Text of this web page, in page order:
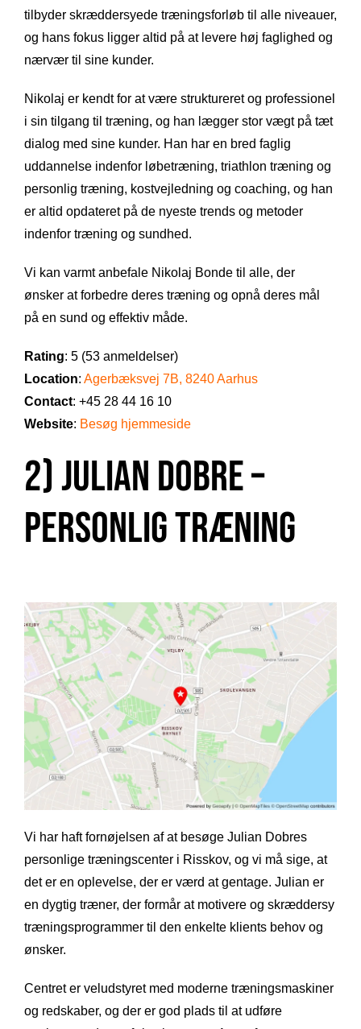
tilbyder skræddersyede træningsforløb til alle niveauer,
og hans fokus ligger altid på at levere høj faglighed og
nærvær til sine kunder.
Nikolaj er kendt for at være struktureret og professionel
i sin tilgang til træning, og han lægger stor vægt på tæt
dialog med sine kunder. Han har en bred faglig
uddannelse indenfor løbetræning, triathlon træning og
personlig træning, kostvejledning og coaching, og han
er altid opdateret på de nyeste trends og metoder
indenfor træning og sundhed.
Vi kan varmt anbefale Nikolaj Bonde til alle, der
ønsker at forbedre deres træning og opnå deres mål
på en sund og effektiv måde.
Rating: 5 (53 anmeldelser)
Location: Agerbæksvej 7B, 8240 Aarhus
Contact: +45 28 44 16 10
Website: Besøg hjemmeside
2) Julian Dobre –
Personlig Træning
Vi har haft fornøjelsen af at besøge Julian Dobres
personlige træningscenter i Risskov, og vi må sige, at
det er en oplevelse, der er værd at gentage. Julian er
en dygtig træner, der formår at motivere og skræddersy
træningsprogrammer til den enkelte klients behov og
ønsker.
Centret er veludstyret med moderne træningsmaskiner
og redskaber, og der er god plads til at udføre